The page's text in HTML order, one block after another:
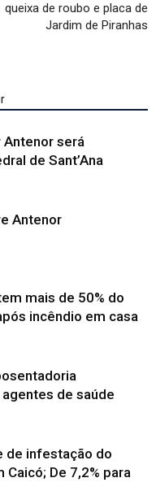
queixa de roubo e placa de
Jardim de Piranhas
Antenor será
de Sant’Ana
Antenor
mais de 50% do
incêndio em casa
de saúde
de infestação do
De 7,2% para